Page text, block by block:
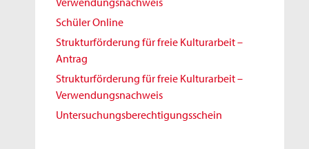
Schüler Online
Strukturförderung für freie Kulturarbeit –
Antrag
Strukturförderung für freie Kulturarbeit –
Verwendungsnachweis
Untersuchungsberechtigungsschein